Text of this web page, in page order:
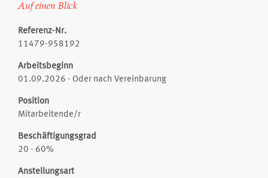
Auf einen Blick
Referenz-Nr.
11479-958192
Arbeitsbeginn
01.09.2026 - Oder nach Vereinbarung
Position
Mitarbeitende/r
Beschäftigungsgrad
20 - 60%
Anstellungsart